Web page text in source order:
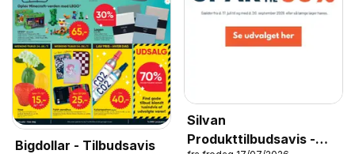
Bigdollar - Tilbudsavis
Silvan
Produkttilbudsavis -